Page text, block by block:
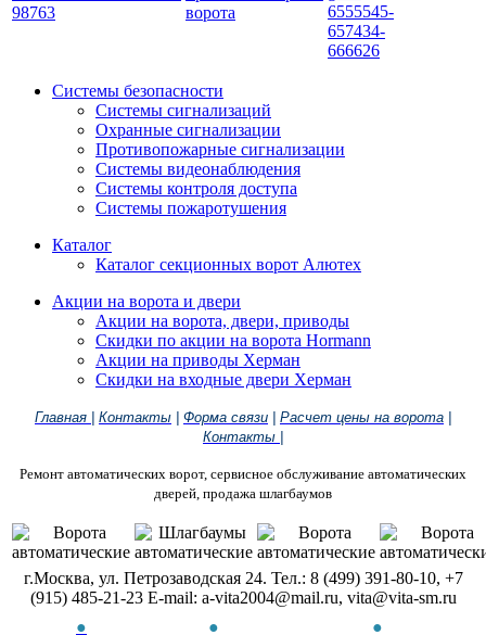
Системы безопасности
Системы сигнализаций
Охранные сигнализации
Противопожарные сигнализации
Системы видеонаблюдения
Системы контроля доступа
Системы пожаротушения
Каталог
Каталог секционных ворот Алютех
Акции на ворота и двери
Акции на ворота, двери, приводы
Скидки по акции на ворота Hormann
Акции на приводы Херман
Скидки на входные двери Херман
Главная | Контакты | Форма связи | Расчет цены на ворота |
Контакты |
Ремонт автоматических ворот, сервисное обслуживание автоматических
дверей, продажа шлагбаумов
г.Москва, ул. Петрозаводская 24. Тел.: 8 (499) 391-80-10, +7
(915) 485-21-23 E-mail: a-vita2004@mail.ru, vita@vita-sm.ru
● ● ●